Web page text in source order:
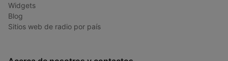
Widgets
Blog
Sitios web de radio por país